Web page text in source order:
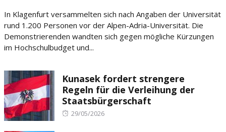
In Klagenfurt versammelten sich nach Angaben der Universität
rund 1.200 Personen vor der Alpen-Adria-Universität. Die
Demonstrierenden wandten sich gegen mögliche Kürzungen
im Hochschulbudget und...
Kunasek fordert strengere
Regeln für die Verleihung der
Staatsbürgerschaft
Posted
29/05/2026